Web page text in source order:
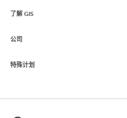
制图
Esri 社区
ArcGIS 博客
用户研究和测试
了解 GIS
什么是 GIS？
位置智能
培训
公司
关于 Esri
特殊计划